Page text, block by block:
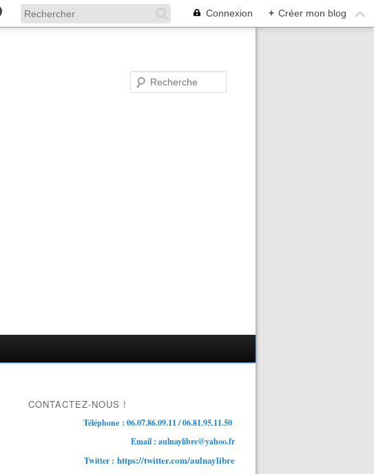
Connexion + Créer mon blog
CONTACTEZ-NOUS !
Téléphone : 06.07.86.09.11 / 06.81.95.11.50
Email : aulnaylibre@yahoo.fr
Twitter : https://twitter.com/aulnaylibre